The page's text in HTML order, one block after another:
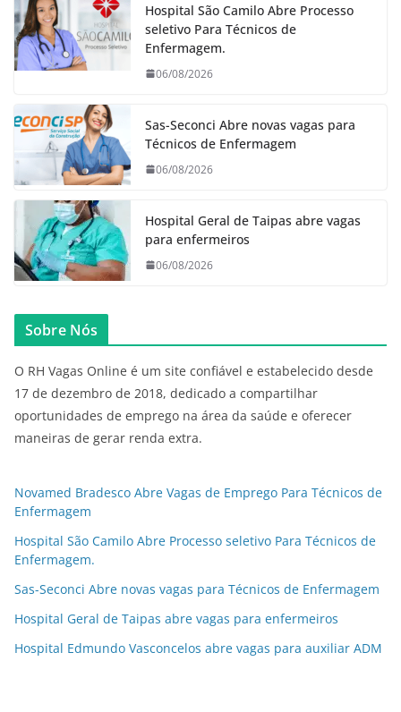
Hospital São Camilo Abre Processo
seletivo Para Técnicos de
Enfermagem.
06/08/2026
Sas-Seconci Abre novas vagas para
Técnicos de Enfermagem
06/08/2026
Hospital Geral de Taipas abre vagas
para enfermeiros
06/08/2026
Sobre Nós
O RH Vagas Online é um site confiável e estabelecido desde
17 de dezembro de 2018, dedicado a compartilhar
oportunidades de emprego na área da saúde e oferecer
maneiras de gerar renda extra.
Novamed Bradesco Abre Vagas de Emprego Para Técnicos de
Enfermagem
Hospital São Camilo Abre Processo seletivo Para Técnicos de
Enfermagem.
Sas-Seconci Abre novas vagas para Técnicos de Enfermagem
Hospital Geral de Taipas abre vagas para enfermeiros
Hospital Edmundo Vasconcelos abre vagas para auxiliar ADM